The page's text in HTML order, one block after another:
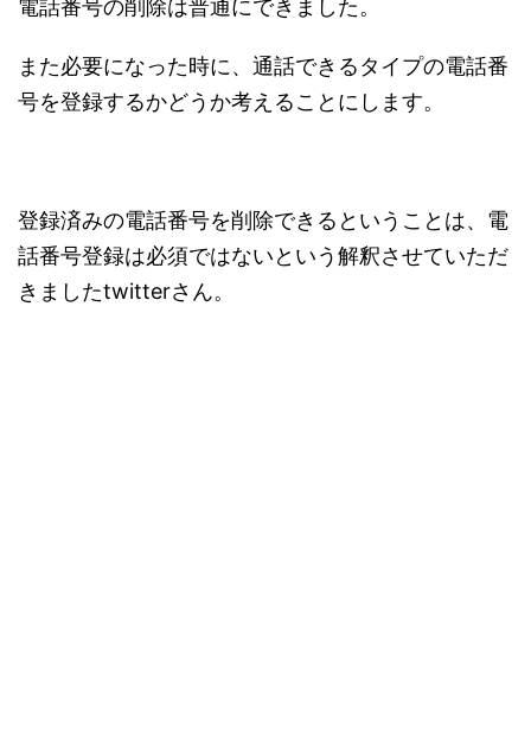
電話番号の削除は普通にできました。
また必要になった時に、通話できるタイプの電話番
号を登録するかどうか考えることにします。
登録済みの電話番号を削除できるということは、電
話番号登録は必須ではないという解釈させていただ
きましたtwitterさん。